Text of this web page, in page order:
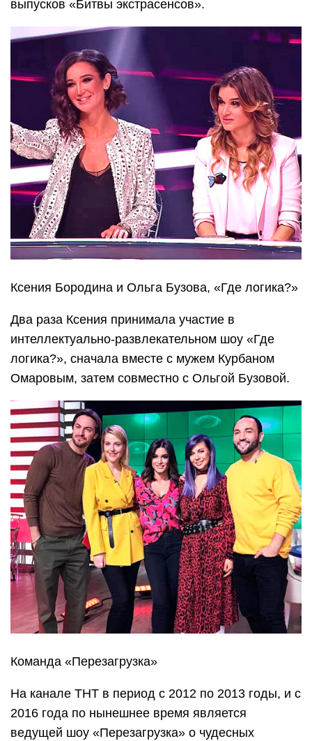
выпусков «Битвы экстрасенсов».
Ксения Бородина и Ольга Бузова, «Где логика?»
Два раза Ксения принимала участие в
интеллектуально-развлекательном шоу «Где
логика?», сначала вместе с мужем Курбаном
Омаровым, затем совместно с Ольгой Бузовой.
Команда «Перезагрузка»
На канале ТНТ в период с 2012 по 2013 годы, и с
2016 года по нынешнее время является
ведущей шоу «Перезагрузка» о чудесных